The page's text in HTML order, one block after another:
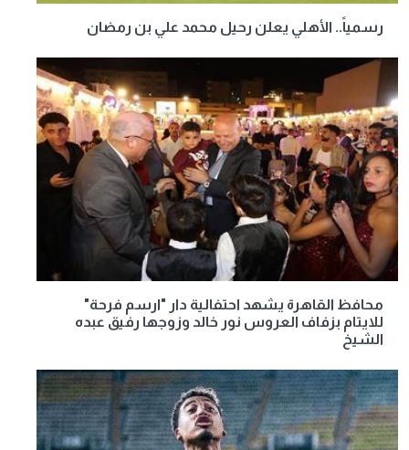
رسمياً.. الأهلي يعلن رحيل محمد علي بن رمضان
محافظ القاهرة يشهد احتفالية دار "ارسم فرحة"
للايتام بزفاف العروس نور خالد وزوجها رفيق عبده
الشيخ